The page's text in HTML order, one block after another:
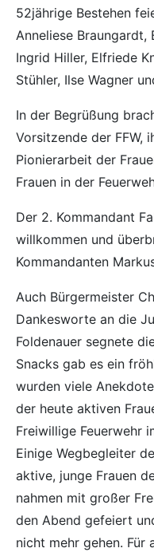
52jährige Bestehen
Anneliese Braungardt,
Ingrid Hiller, Elfriede
Stühler, Ilse Wagner
In der Begrüßung
Vorsitzende der FFW,
Pionierarbeit der
Frauen in der
Der 2. Kommandant
willkommen und
Kommandanten
Auch Bürgermeister
Dankesworte an die
Foldenauer segnete
Snacks gab es ein
wurden viele
der heute aktiven
Freiwillige Feuerwehr
Einige Wegbegleiter
aktive, junge Frauen
nahmen mit großer
den Abend gefeiert
nicht mehr gehen. Für